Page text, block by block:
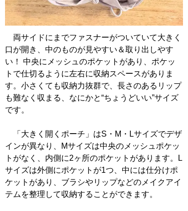
両サイドにまでファスナーがついていて大きく
口が開き、中のものが見やすい＆取り出しやす
い！ 中央にメッシュのポケットがあり、ポケッ
トで仕切るように左右に収納スペースがありま
す。小さくても収納力抜群で、長さのあるリップ
も難なく収まる、なにかと“ちょうどいい”サイズ
です。
「大きく開くポーチ」はS・M・Lサイズでデザ
インが異なり、Mサイズは中央のメッシュポケッ
トがなく、内側に2ヶ所のポケットがあります。L
サイズは外側にポケットが1つ、中には仕分けポ
ケットがあり、ブラシやリップなどのメイクアイ
テムを整理して収納することができます。